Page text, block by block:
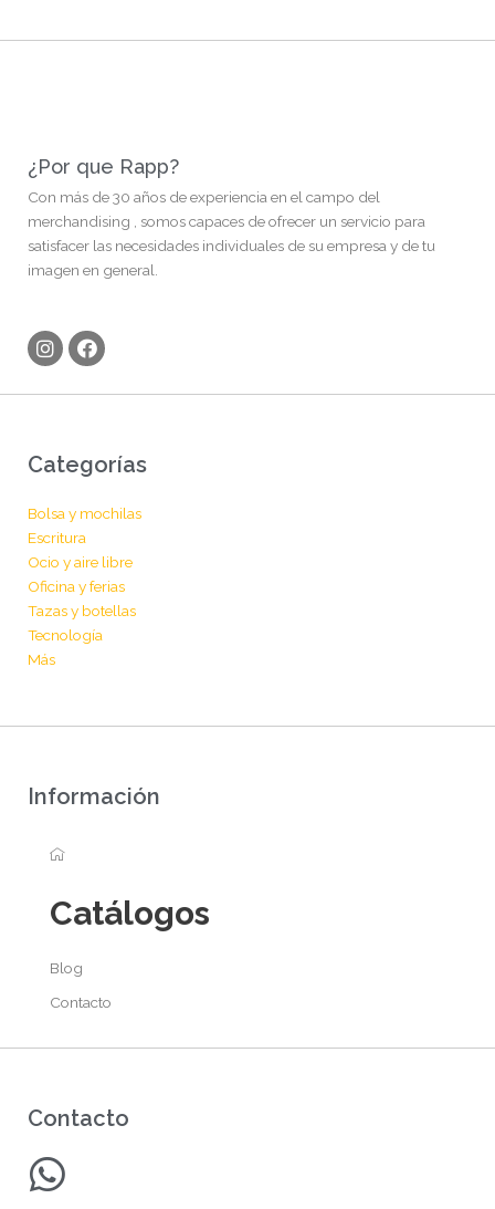
¿Por que Rapp?
Con más de 30 años de experiencia en el campo del
merchandising , somos capaces de ofrecer un servicio para
satisfacer las necesidades individuales de su empresa y de tu
imagen en general.
I
n
t
r
a
F
a
e
o
k
Categorías
Bolsa y mochilas
Escritura
Ocio y aire libre
Oficina y ferias
Tazas y botellas
Tecnología
Más
Información
Catálogos
Blog
Contacto
Contacto